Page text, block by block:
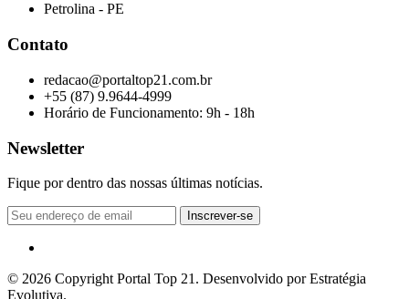
Petrolina - PE
Contato
redacao@portaltop21.com.br
+55 (87) 9.9644-4999
Horário de Funcionamento: 9h - 18h
Newsletter
Fique por dentro das nossas últimas notícias.
© 2026 Copyright Portal Top 21. Desenvolvido por Estratégia
Evolutiva.